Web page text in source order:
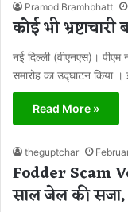
Pramod Bramhbhatt
कोई भी
नई दिल्ली (वीएनएस)।
समारोह का उद्घाटन किया
Read More »
theguptchar
Fodder Scam
साल जेल की सजा,